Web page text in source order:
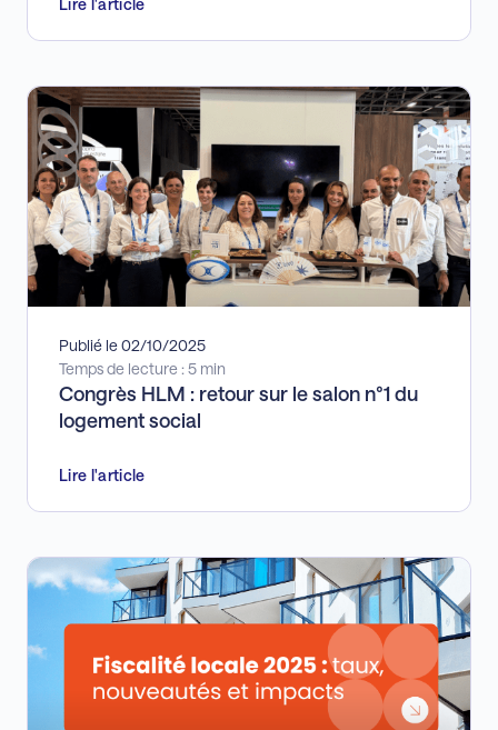
Lire l'article
Publié le 02/10/2025
Temps de lecture : 5 min
Congrès HLM : retour sur le salon n°1 du
logement social
Lire l'article